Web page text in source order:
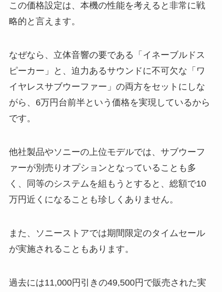
この価格設定は、本機の性能を考えると非常に戦
略的と言えます。
なぜなら、立体音響の要である「イネーブルドス
ピーカー」と、迫力あるサウンドに不可欠な「ワ
イヤレスサブウーファー」の両方をセットにしな
がら、6万円台前半という価格を実現しているから
です。
他社製品やソニーの上位モデルでは、サブウーフ
ァーが別売りオプションとなっていることも多
く、同等のシステムを組もうとすると、総額で10
万円近くになることも珍しくありません。
また、ソニーストアでは期間限定のタイムセール
が実施されることもあります。
過去には11,000円引きの49,500円で販売された実